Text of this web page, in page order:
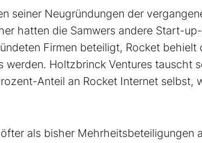
seiner Neugründungen der
hatten die Samwers andere Start-
Firmen beteiligt, Rocket behielt
werden. Holtzbrinck Ventures tauscht
Anteil an Rocket Internet selbst,
als bisher Mehrheitsbeteiligungen